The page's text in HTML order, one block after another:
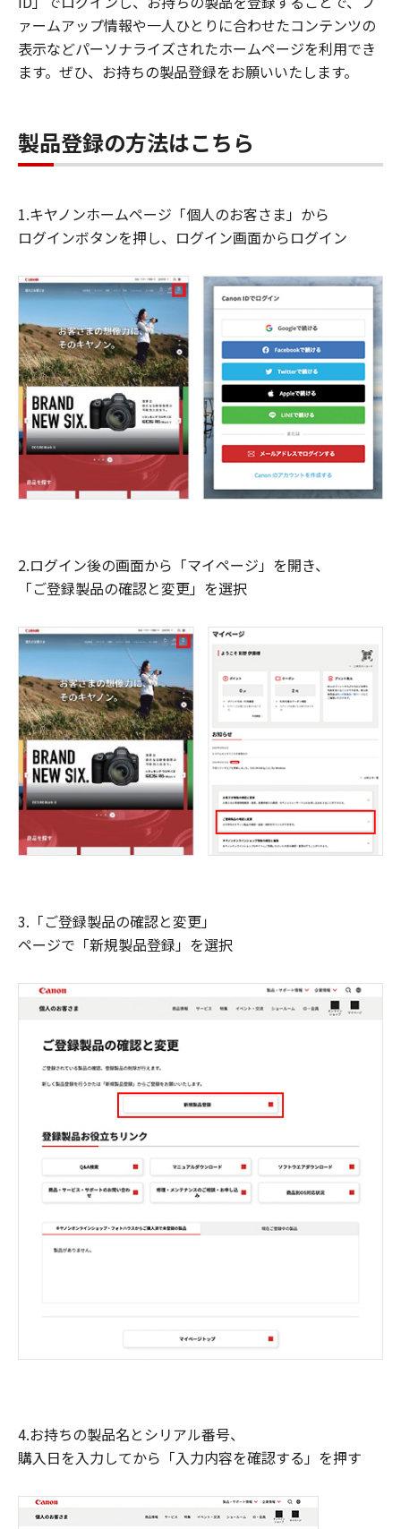
ァームアップ情報や一人ひとりに合わせたコンテンツの
表示などパーソナライズされたホームページを利用でき
ます。ぜひ、お持ちの製品登録をお願いいたします。
製品登録の方法はこちら
1.キヤノンホームページ「個人のお客さま」から
ログインボタンを押し、ログイン画面からログイン
2.ログイン後の画面から「マイページ」を開き、
「ご登録製品の確認と変更」を選択
3.「ご登録製品の確認と変更」
ページで「新規製品登録」を選択
4.お持ちの製品名とシリアル番号、
購入日を入力してから「入力内容を確認する」を押す